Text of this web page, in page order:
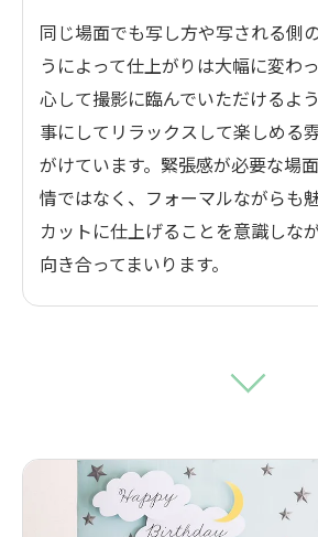
同じ場面でも写し方や写される側
うによって仕上がりは大幅に変わ
心して撮影に臨んでいただけるよ
事にしてリラックスして楽しめる
がけています。緊張感が必要な場
情ではなく、フォーマルながらも
カットに仕上げることを意識しな
向き合ってまいります。